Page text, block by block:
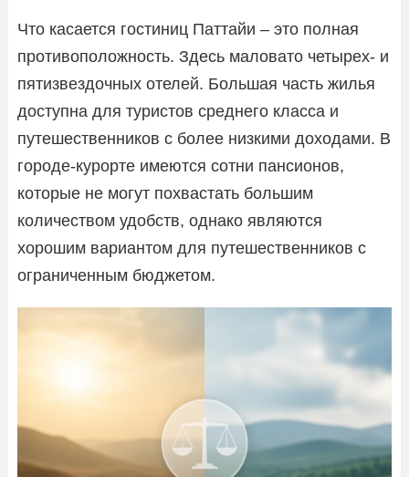
Что касается гостиниц Паттайи – это полная
противоположность. Здесь маловато четырех- и
пятизвездочных отелей. Большая часть жилья
доступна для туристов среднего класса и
путешественников с более низкими доходами. В
городе-курорте имеются сотни пансионов,
которые не могут похвастать большим
количеством удобств, однако являются
хорошим вариантом для путешественников с
ограниченным бюджетом.